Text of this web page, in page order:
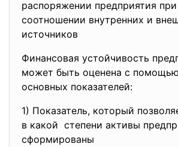
распоряжении предприятия
соотношении внутренних и
источников
Финансовая устойчивость
может быть оценена с
основных показателей:
1) Показатель, который
в какой степени активы
сформированы